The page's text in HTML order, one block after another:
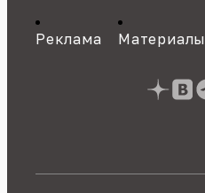
Реклама Материалы